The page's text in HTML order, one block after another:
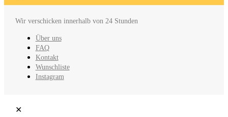
Wir verschicken innerhalb von 24 Stunden
Über uns
FAQ
Kontakt
Wunschliste
Instagram
✕